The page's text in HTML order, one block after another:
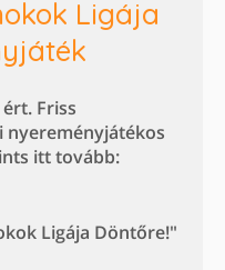
Ligája
Friss
nyereményjátékos
itt tovább:
Ligája Döntőre!"